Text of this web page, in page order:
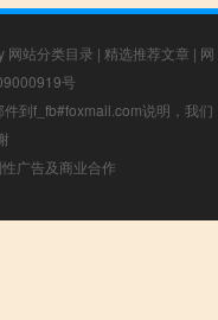
网站分类目录 | 精选推荐文章 | 网
号
到f_fb#foxmail.com说明，我们
广告及商业合作